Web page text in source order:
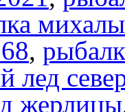
,
лед
жерлицы